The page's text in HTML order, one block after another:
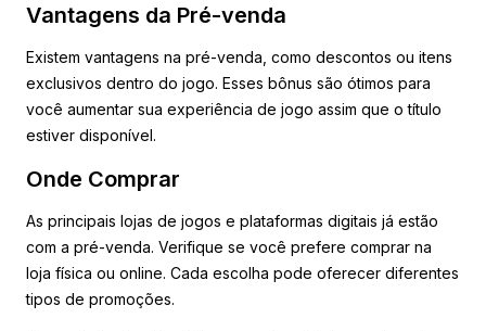
Vantagens da Pré-venda
Existem vantagens na pré-venda, como descontos ou itens
exclusivos dentro do jogo. Esses bônus são ótimos para
você aumentar sua experiência de jogo assim que o título
estiver disponível.
Onde Comprar
As principais lojas de jogos e plataformas digitais já estão
com a pré-venda. Verifique se você prefere comprar na
loja física ou online. Cada escolha pode oferecer diferentes
tipos de promoções.